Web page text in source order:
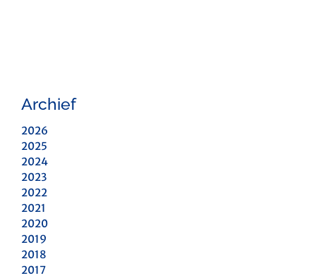
Archief
2026
2025
2024
2023
2022
2021
2020
2019
2018
2017